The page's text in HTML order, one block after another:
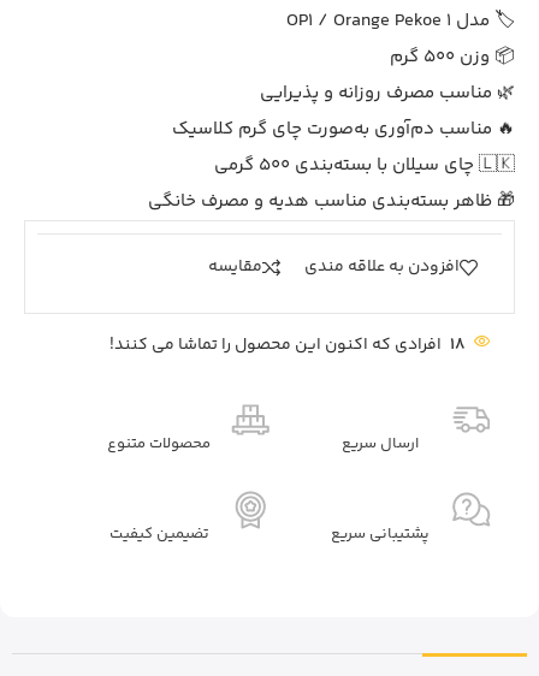
🏷️ مدل OP1 / Orange Pekoe 1
📦 وزن 500 گرم
🌿 مناسب مصرف روزانه و پذیرایی
🔥 مناسب دم‌آوری به‌صورت چای گرم کلاسیک
🇱🇰 چای سیلان با بسته‌بندی 500 گرمی
🎁 ظاهر بسته‌بندی مناسب هدیه و مصرف خانگی
افزودن به علاقه مندی مقايسه
18 افرادی که اکنون این محصول را تماشا می کنند!
ارسال سریع محصولات متنوع
پشتیبانی سریع تضیمین کیفیت